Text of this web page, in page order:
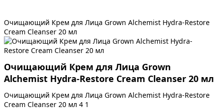
Очищающий Крем для Лица Grown Alchemist Hydra-Restore
Cream Cleanser 20 мл
Очищающий Крем для Лица Grown
Alchemist Hydra-Restore Cream Cleanser 20 мл
Очищающий Крем для Лица Grown Alchemist Hydra-Restore
Cream Cleanser 20 мл 4 1